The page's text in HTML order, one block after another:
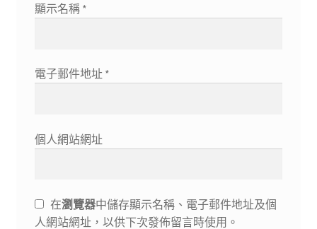
顯示名稱 *
電子郵件地址 *
個人網站網址
在瀏覽器中儲存顯示名稱、電子郵件地址及個
人網站網址，以供下次發佈留言時使用。